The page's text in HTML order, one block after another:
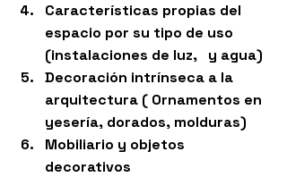
Características propias del
espacio por su tipo de uso
(instalaciones de luz,   y agua)
Decoración intrínseca a la
arquitectura ( Ornamentos en
yesería, dorados, molduras)
Mobiliario y objetos
decorativos